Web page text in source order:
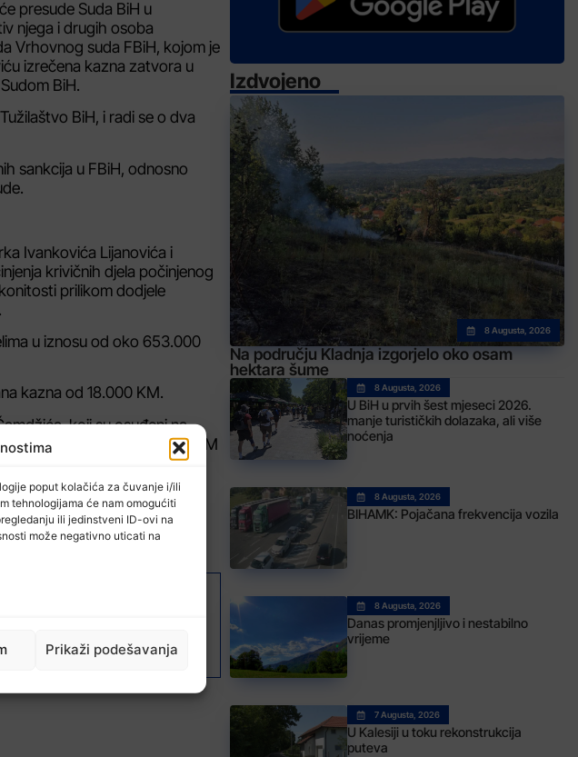
poput kolačića za čuvanje i/ili
tehnologijama će nam omogućiti
ili jedinstveni ID-ovi na
može negativno uticati na
Prikaži podešavanja
presude Suda BiH u
njega i drugih osoba
Vrhovnog suda FBiH, kojom je
izrečena kazna zatvora u
BiH.
BiH, i radi se o dva
sankcija u FBiH, odnosno
Ivankovića Lijanovića i
krivičnih djela počinjenog
prilikom dodjele
u iznosu od oko 653.000
kazna od 18.000 KM.
koji su osuđeni na
a od Čamdžića 70.000 KM
Izdvojeno
8 Augusta, 2026
Na području Kladnja izgorjelo oko osam
hektara šume
8 Augusta, 2026
U BiH u prvih šest mjeseci 2026.
manje turističkih dolazaka, ali više
noćenja
8 Augusta, 2026
BIHAMK: Pojačana frekvencija vozila
8 Augusta, 2026
Danas promjenjljivo i nestabilno
vrijeme
7 Augusta, 2026
U Kalesiji u toku rekonstrukcija
puteva